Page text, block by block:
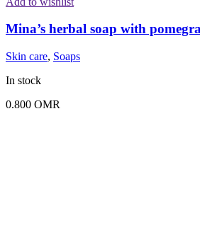
Mina’s herbal soap with
Skin care, Soaps
In stock
0.800 OMR